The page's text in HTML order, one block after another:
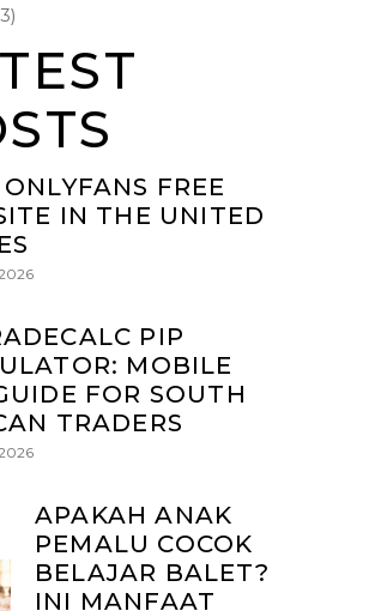
FREE
IN THE UNITED
PIP
MOBILE
FOR SOUTH
TRADERS
APAKAH ANAK
PEMALU COCOK
BELAJAR BALET?
INI MANFAAT